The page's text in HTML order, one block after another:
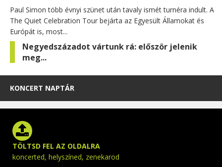
Paul Simon több évnyi szünet után tavaly ismét turnéra indult. A
The Quiet Celebration Tour bejárta az Egyesült Államokat és
Európát is, most...
Negyedszázadot vártunk rá: először jelenik
meg...
KONCERT NAPTÁR
TÖLTSD FEL AZ OLDALRA
koncerted, helyszíned, zenekarod